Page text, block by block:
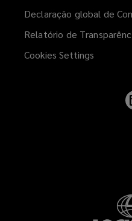
Declaração global de
Relatório de
Cookies Settings